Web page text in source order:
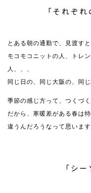
「それぞ
とある朝の通勤で、見渡す
モコモコニットの人、トレ
人、、、
同じ日の、同じ大阪の、同
季節の感じ方って、つくづく
だから、寒暖差がある春は
違うんだろうなって思います
「シ